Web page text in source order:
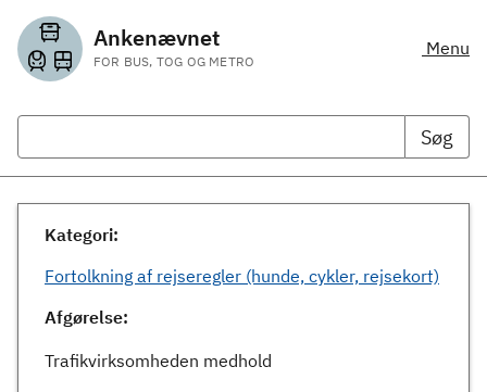
Ankenævnet
FOR BUS, TOG OG METRO
Menu
Søg
Kategori:
Fortolkning af rejseregler (hunde, cykler, rejsekort)
Afgørelse:
Trafikvirksomheden medhold